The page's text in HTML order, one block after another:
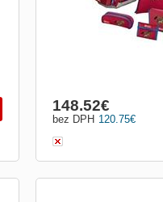
120.75€
bez DPH
148.52€